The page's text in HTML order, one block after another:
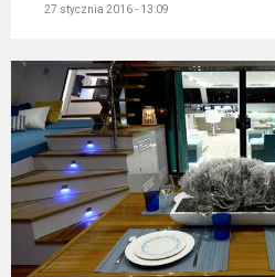
27 stycznia 2016 - 13:09